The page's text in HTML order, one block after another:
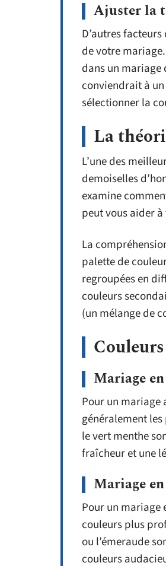
Ajuster la
D’autres
de votre
dans un mariage
conviendrait à
sélectionner la
La
L’une des
demoiselles
examine
peut vous aider
La
palette de
regroupées en
couleurs
(un mélange de
Mariage
Pour un mariage
généralement
le vert menthe
fraîcheur et une
Mariage
Pour un mariage
couleurs plus
ou l’émeraude
couleurs